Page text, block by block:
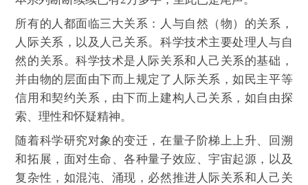
所有的人都面临三大关系：人与自然（物）的关系，
人际关系，以及人己关系。科学技术主要处理人与自
然的关系。科学技术是人际关系和人己关系的基础，
并由物的层面由下而上规定了人际关系，如民主平等
信用和契约关系，由下而上建构人己关系，如自由探
索、理性和怀疑精神。
随着科学研究对象的变迁，在量子阶梯上上升、回溯
和拓展，面对生命、各种量子效应、宇宙起源，以及
复杂性，如混沌、涌现，必然推进人际关系和人己关